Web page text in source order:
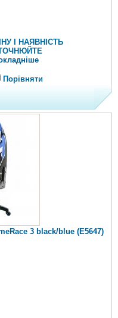
І НАЯВНІСТЬ
Порівняти
3 black/blue (E5647)